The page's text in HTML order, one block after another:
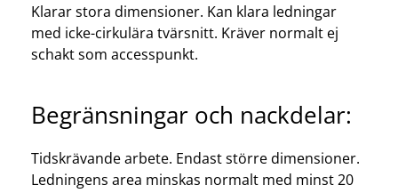
Klarar stora dimensioner. Kan klara ledningar
med icke-cirkulära tvärsnitt. Kräver normalt ej
schakt som accesspunkt.
Begränsningar och nackdelar:
Tidskrävande arbete. Endast större dimensioner.
Ledningens area minskas normalt med minst 20